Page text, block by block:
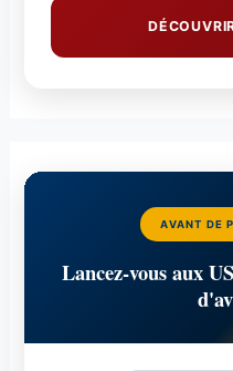
AVANT DE
Lancez-vous aux